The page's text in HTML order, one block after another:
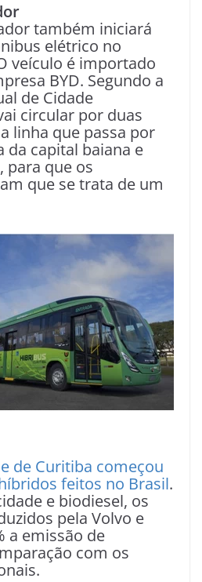
também iniciará
elétrico no
veículo é importado
BYD. Segundo a
de Cidade
circular por duas
linha que passa por
da capital baiana e
para que os
que se trata de um
de Curitiba começou
feitos no Brasil.
e biodiesel, os
pela Volvo e
a emissão de
com os